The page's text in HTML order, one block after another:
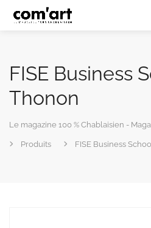
All Categories
FISE Business
Thonon
Le magazine 100 % Chablaisien -
Produits FISE Business